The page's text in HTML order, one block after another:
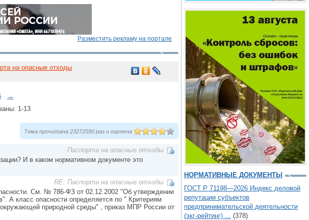
Разместить рекламу на портале
на опасные отходы
→
1-13
Тема прочитана 23272590 раз и оценена
Паспорта на опасные отходы
И в каком нормативном документе это
RE: Паспорта на опасные отходы
См. № 786-ФЗ от 02.12.2002 "Об утверждении
А класс опасности определяется по " Критериям
природной среды" , приказ МПР России от
НОРМАТИВНЫЕ ДОКУМЕНТЫ
ГОСТ Р 71198—2026 Индекс деловой
репутации субъектов
предпринимательской деятельности
(экг-рейтинг) ... (378)